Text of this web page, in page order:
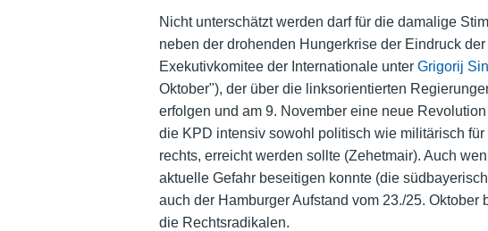
Nicht unterschätzt werden darf für die damalige
neben der drohenden Hungerkrise der Eindruck
Exekutivkomitee der Internationale unter Grigorij
Oktober"), der über die linksorientierten
erfolgen und am 9. November eine neue
die KPD intensiv sowohl politisch wie militärisch
rechts, erreicht werden sollte (Zehetmair). Auch
aktuelle Gefahr beseitigen konnte (die
auch der Hamburger Aufstand vom 23./25.
die Rechtsradikalen.